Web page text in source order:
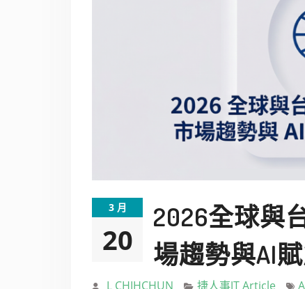
3 月
20
2026全球與
場趨勢與AI
L CHIHCHUN 捷人事JT Article